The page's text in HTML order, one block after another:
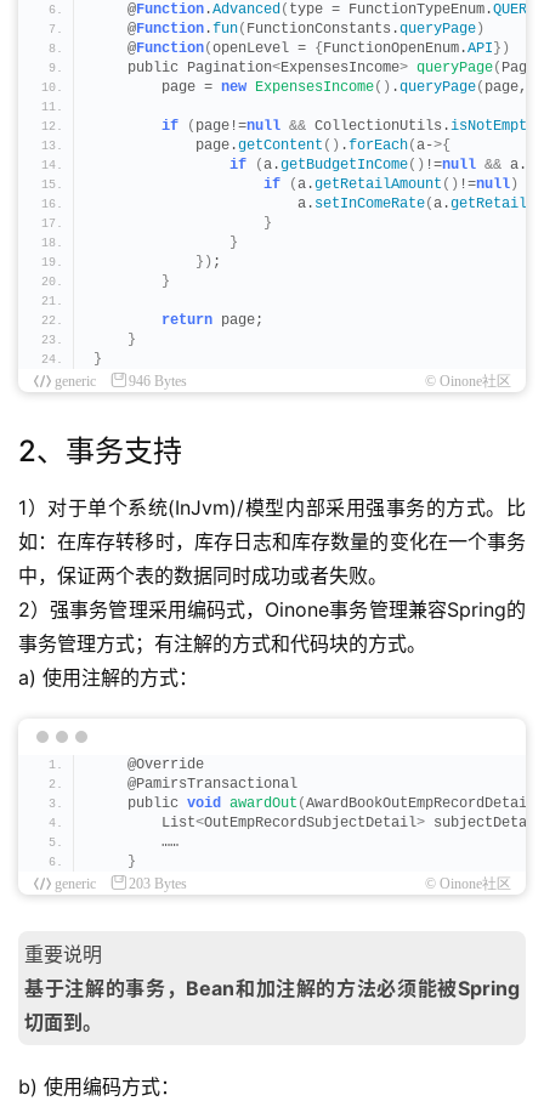
    @
Function .Advanced( type = FunctionTypeEnum.QUERY
    @
Function .fun( FunctionConstants.queryPage )
    @
Function(openLevel = { FunctionOpenEnum.API })
    public Pagination
<ExpensesIncome> queryPage(
        page =
new ExpensesIncome() .queryPage( page,
if ( page!=null && CollectionUtils.isNotEmpty
            page.
getContent () .forEach(a->{
if
(a.getBudgetInCome() !=null && a.
if
(a.getRetailAmount () !=null )
                        a.
setInComeRate(a.
}
}
}) ;
}
return page;
}
}
generic
946 Bytes © Oinone社区
2、事务支持
1）对于单个系统(InJvm)/模型内部采用强事务的方式。比
如：在库存转移时，库存日志和库存数量的变化在一个事务
中，保证两个表的数据同时成功或者失败。
2）强事务管理采用编码式，Oinone事务管理兼容Spring的
事务管理方式；有注解的方式和代码块的方式。
a) 使用注解的方式：
    @Override
    @PamirsTransactional
    public
void awardOut (
        List
<OutEmpRecordSubjectDetail>
        ……
}
generic
203 Bytes © Oinone社区
重要说明
基于注解的事务，Bean和加注解的方法必须能被Spring
切面到。
b) 使用编码方式：